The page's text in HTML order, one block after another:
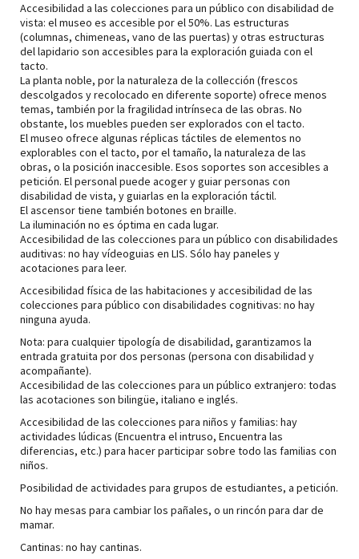
Accesibilidad a las colecciones para un público con disabilidad de
vista: el museo es accesible por el 50%. Las estructuras
(columnas, chimeneas, vano de las puertas) y otras estructuras
del lapidario son accesibles para la exploración guiada con el
tacto.
La planta noble, por la naturaleza de la collección (frescos
descolgados y recolocado en diferente soporte) ofrece menos
temas, también por la fragilidad intrínseca de las obras. No
obstante, los muebles pueden ser explorados con el tacto.
El museo ofrece algunas réplicas táctiles de elementos no
explorables con el tacto, por el tamaño, la naturaleza de las
obras, o la posición inaccesible. Esos soportes son accesibles a
petición. El personal puede acoger y guiar personas con
disabilidad de vista, y guiarlas en la exploración táctil.
El ascensor tiene también botones en braille.
La iluminación no es óptima en cada lugar.
Accesibilidad de las colecciones para un público con disabilidades
auditivas: no hay vídeoguias en LIS. Sólo hay paneles y
acotaciones para leer.
Accesibilidad física de las habitaciones y accesibilidad de las
colecciones para público con disabilidades cognitivas: no hay
ninguna ayuda.
Nota: para cualquier tipología de disabilidad, garantizamos la
entrada gratuita por dos personas (persona con disabilidad y
acompañante).
Accesibilidad de las colecciones para un público extranjero: todas
las acotaciones son bilingüe, italiano e inglés.
Accesibilidad de las colecciones para niños y familias: hay
actividades lúdicas (Encuentra el intruso, Encuentra las
diferencias, etc.) para hacer participar sobre todo las familias con
niños.
Posibilidad de actividades para grupos de estudiantes, a petición.
No hay mesas para cambiar los pañales, o un rincón para dar de
mamar.
Cantinas: no hay cantinas.